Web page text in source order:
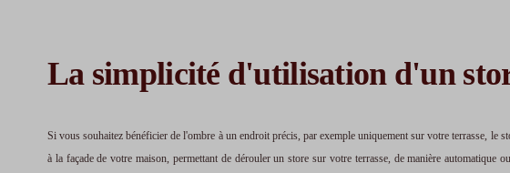
La simplicité d'utilisation d'un
Si vous souhaitez bénéficier de l'ombre à un endroit précis, par exemple uniquement sur votre terrasse, le
à la façade de votre maison, permettant de dérouler un store sur votre terrasse, de manière automatique